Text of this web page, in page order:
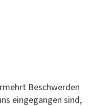
Beschwerden
eingegangen sind,